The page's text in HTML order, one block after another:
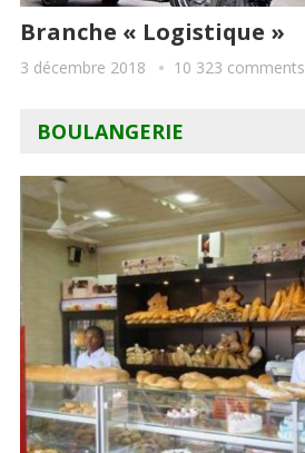
Branche « Logistique »
3 décembre 2018 10 323 comments
BOULANGERIE